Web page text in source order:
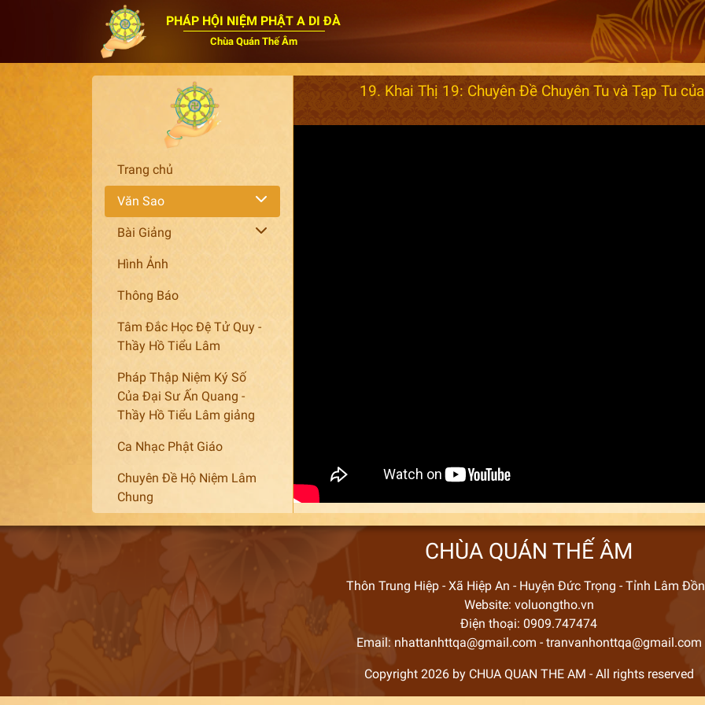
PHÁP HỘI NIỆM PHẬT A DI ĐÀ
Chùa Quán Thế Âm
Trang chủ
Văn Sao
Bài Giảng
Hình Ảnh
Thông Báo
Tâm Đắc Học Đệ Tử Quy -
Thầy Hồ Tiểu Lâm
Pháp Thập Niệm Ký Số
Của Đại Sư Ấn Quang -
Thầy Hồ Tiểu Lâm giảng
Ca Nhạc Phật Giáo
Chuyên Đề Hộ Niệm Lâm
Chung
19. Khai Thị 19: Chuyên Đề Chuyên Tu và Tạp Tu
CHÙA QUÁN THẾ ÂM
Thôn Trung Hiệp - Xã Hiệp An - Huyện Đức Trọng - Tỉnh Lâm
Website: voluongtho.vn
Điện thoại: 0909.747474
Email: nhattanhttqa@gmail.com - tranvanhonttqa@gmail.com
Copyright 2026 by CHUA QUAN THE AM - All rights reserved